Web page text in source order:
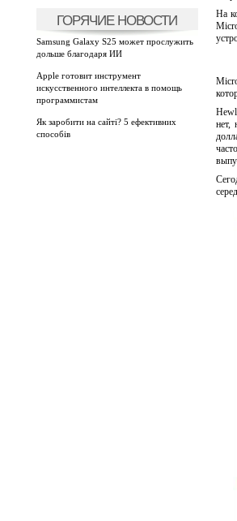
ГОРЯЧИЕ НОВОСТИ
Samsung Galaxy S25 может прослужить
дольше благодаря ИИ
Apple готовит инструмент
искусственного интеллекта в помощь
программистам
Як заробити на сайті? 5 ефективних
способів
На
нет,